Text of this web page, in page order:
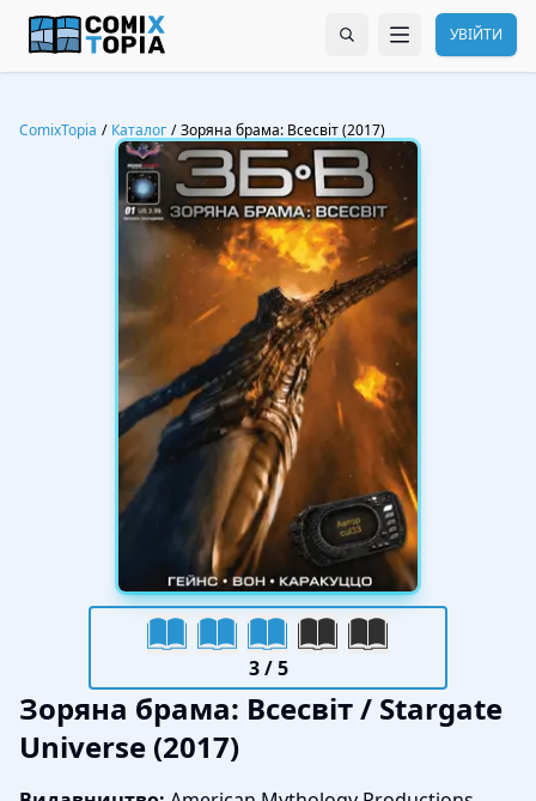
УВІЙТИ
ComixTopia / Каталог / Зоряна брама: Всесвіт (2017)
3/ 5
Зоряна брама: Всесвіт / Stargate
Universe (2017)